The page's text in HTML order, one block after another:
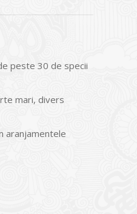
peste 30 de specii
mari, divers
aranjamentele